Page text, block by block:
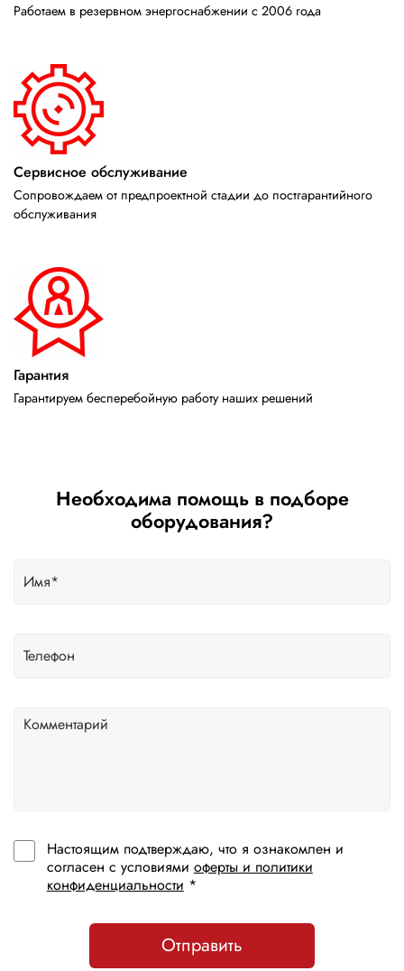
Работаем в резервном энергоснабжении с 2006 года
Сервисное обслуживание
Сопровождаем от предпроектной стадии до постгарантийного
обслуживания
Гарантия
Гарантируем бесперебойную работу наших решений
Необходима помощь в подборе
оборудования?
Настоящим подтверждаю, что я ознакомлен и
согласен с условиями оферты и политики
конфиденциальности *
Отправить